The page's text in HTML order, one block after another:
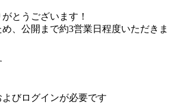
とうございます！
、公開まで約3営業日程度いただきま
びログインが必要です